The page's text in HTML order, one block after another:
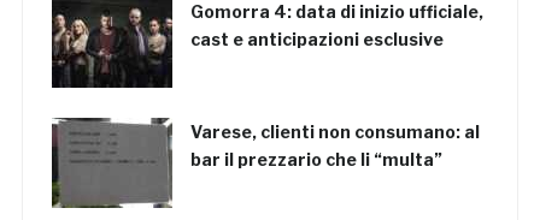
Gomorra 4: data di inizio ufficiale,
cast e anticipazioni esclusive
Varese, clienti non consumano: al
bar il prezzario che li “multa”